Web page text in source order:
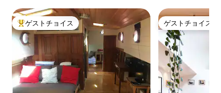
大好評のゲストチョイスです。
ゲストチョイス ゲストチョイス
ゲストチョイス